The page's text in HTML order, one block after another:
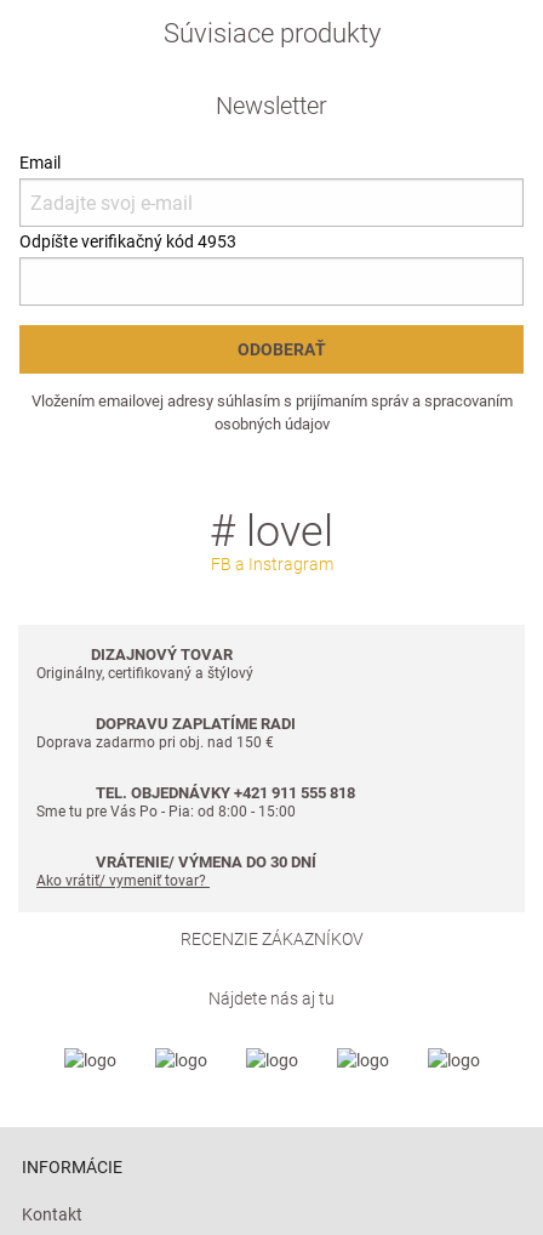
Súvisiace produkty
Newsletter
Email
Odpíšte verifikačný kód 4953
ODOBERAŤ
Vložením emailovej adresy súhlasím s prijímaním správ a spracovaním
osobných údajov
# lovel
FB a Instragram
DIZAJNOVÝ TOVAR
Originálny, certifikovaný a štýlový
DOPRAVU ZAPLATÍME RADI
Doprava zadarmo pri obj. nad 150 €
TEL. OBJEDNÁVKY +421 911 555 818
Sme tu pre Vás Po - Pia: od 8:00 - 15:00
VRÁTENIE/ VÝMENA DO 30 DNÍ
Ako vrátiť/ vymeniť tovar?
RECENZIE ZÁKAZNÍKOV
Nájdete nás aj tu
INFORMÁCIE
Kontakt